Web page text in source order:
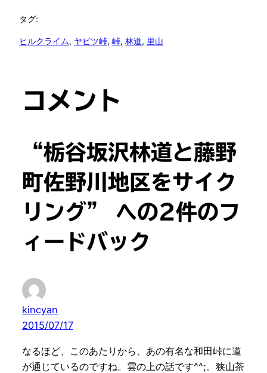
タグ:
ヒルクライム, ヤビツ峠, 峠, 林道, 里山
コメント
“栃谷坂沢林道と藤野
町佐野川地区をサイク
リング” への2件のフ
ィードバック
kincyan
2015/07/17
なるほど、このあたりから、あの有名な和田峠に道
が通じているのですね。雲の上の話です^^;。狭山茶